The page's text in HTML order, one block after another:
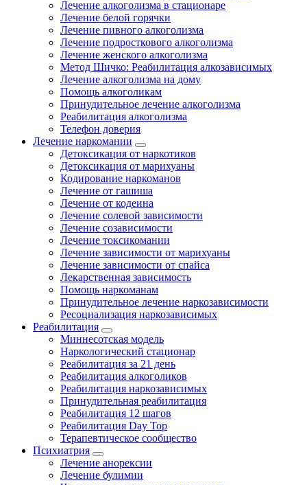
Лечение алкоголизма в стационаре
Лечение белой горячки
Лечение пивного алкоголизма
Лечение подросткового алкоголизма
Лечение женского алкоголизма
Метод Шичко: Реабилитация алкозависимых
Лечение алкоголизма на дому
Помощь алкоголикам
Принудительное лечение алкоголизма
Реабилитация алкоголизма
Телефон доверия
Лечение наркомании
Детоксикация от наркотиков
Детоксикация от марихуаны
Кодирование наркоманов
Лечение от гашиша
Лечение от кодеина
Лечение солевой зависимости
Лечение созависимости
Лечение токсикомании
Лечение зависимости от марихуаны
Лечение зависимости от спайса
Лекарственная зависимость
Помощь наркоманам
Принудительное лечение наркозависимости
Ресоциализация наркозависимых
Реабилитация
Миннесотская модель
Наркологический стационар
Реабилитация за 21 день
Реабилитация алкоголиков
Реабилитация наркозависимых
Принудительная реабилитация
Реабилитация 12 шагов
Реабилитация Day Top
Терапевтическое сообщество
Психиатрия
Лечение анорексии
Лечение булимии